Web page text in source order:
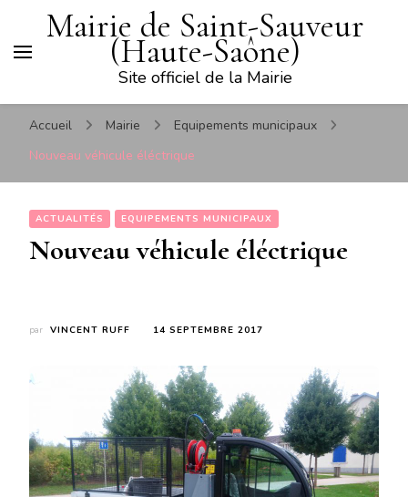
Mairie de Saint-Sauveur
(Haute-Saône)
Site officiel de la Mairie
Accueil Mairie
Equipements municipaux
Nouveau véhicule éléctrique
ACTUALITÉS EQUIPEMENTS MUNICIPAUX
Nouveau véhicule éléctrique
par VINCENT RUFF 14 SEPTEMBRE 2017